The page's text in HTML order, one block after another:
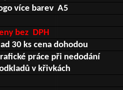
více barev A5
bez DPH
30 ks cena dohodou
práce při nedodání
v křivkách